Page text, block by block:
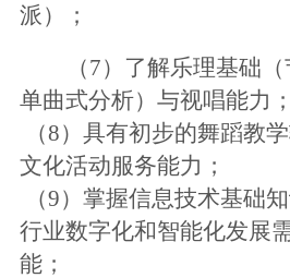
派）
；
（7） 了解乐理基础
单曲式分析）与视唱能力 ；
（8）具有初步的舞蹈教
文化活动服务能力；
（9）掌握信息技术基础
行业数字化和智能化发展
能；